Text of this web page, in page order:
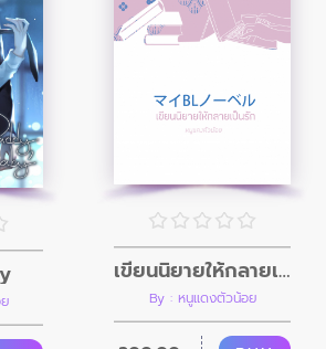
เขียนนิยายให้กลายเป็นรัก
By : หนูแดงตัวน้อย